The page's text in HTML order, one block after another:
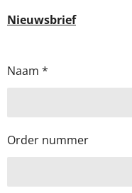
Nieuwsbrief
Naam *
Order nummer